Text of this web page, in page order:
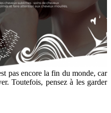
pas encore la fin du monde, car
Toutefois, pensez à les garder